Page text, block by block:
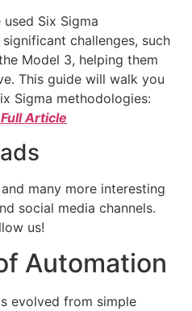
Six Sigma
challenges, such
Model 3, helping them
This guide will walk you
Sigma methodologies:
Article
many more interesting
social media channels.
us!
Automation
evolved from simple